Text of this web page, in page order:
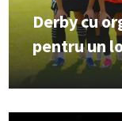
Derby cu
pentru un